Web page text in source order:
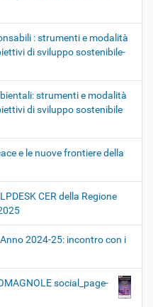
: strumenti e modalità
di sviluppo sostenibile-
strumenti e modalità
di sviluppo sostenibile
e le nuove frontiere della
CER della Regione
2024-25: incontro con i
social_page-